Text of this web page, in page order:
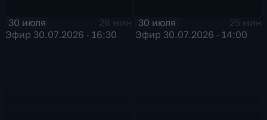
30 июля
26 мин
Эфир 30.07.2026 · 16:30
30 июля
25 мин
Эфир 30.07.2026 · 14:00